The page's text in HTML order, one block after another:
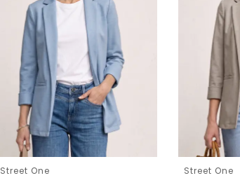
Street One Street One